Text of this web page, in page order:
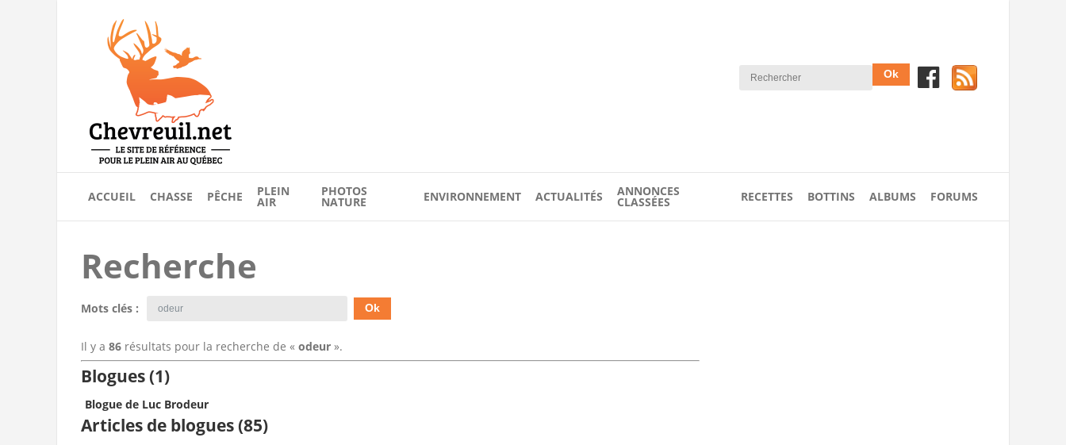
ACCUEIL CHASSE PÊCHE PLEIN
AIR
PHOTOS
NATURE ENVIRONNEMENT ACTUALITÉS ANNONCES
CLASSÉES RECETTES BOTTINS ALBUMS FORUMS
Recherche
Mots clés :
Il y a 86 résultats pour la recherche de « odeur ».
Blogues (1)
Blogue de Luc Brodeur
Articles de blogues (85)